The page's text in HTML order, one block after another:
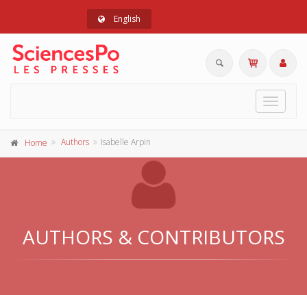
English
Toggle
Home Authors Isabelle Arpin
AUTHORS & CONTRIBUTORS